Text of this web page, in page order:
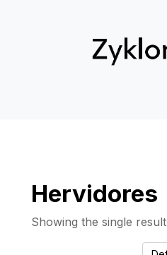
Hervidores
Showing the single result